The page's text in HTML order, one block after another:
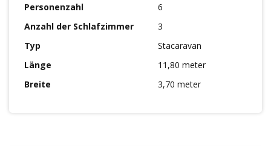
Personenzahl
6
Anzahl der Schlafzimmer
3
Typ
Stacaravan
Länge
11,80 meter
Breite
3,70 meter